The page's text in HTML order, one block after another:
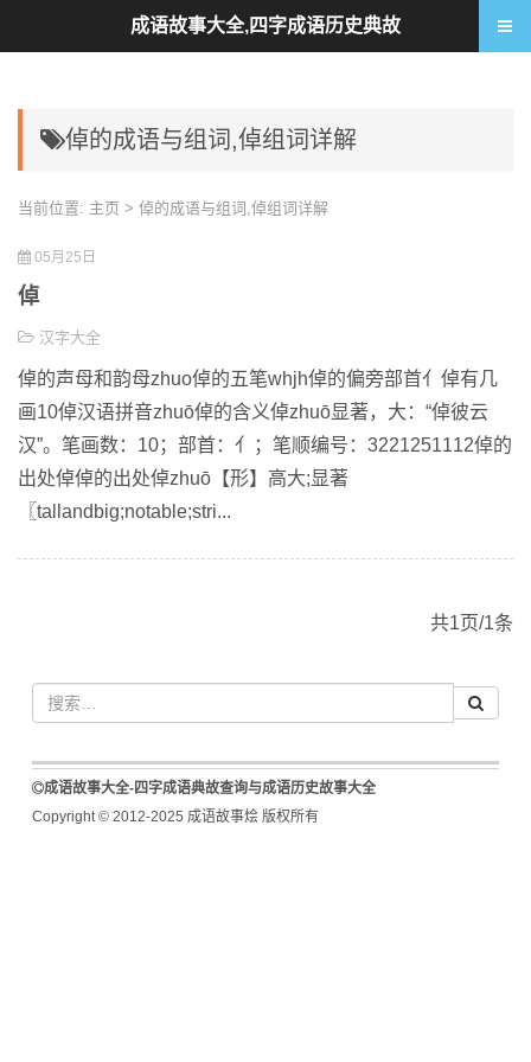
倬的成语与组词,倬组词详解
当前位置: 主页 > 倬的成语与组词,倬组词详解
05月25日
倬
汉字大全
倬的声母和韵母zhuo倬的五笔whjh倬的偏旁部首亻倬有几
画10倬汉语拼音zhuō倬的含义倬zhuō显著，大：“倬彼云
汉”。笔画数：10；部首：亻；笔顺编号：3221251112倬的
出处倬倬的出处倬zhuō【形】高大;显著
〖tallandbig;notable;stri...
共1页/1条
成语故事大全-四字成语典故查询与成语历史故事大全
Copyright © 2012-2025 成语故事烩 版权所有
成语故事大全,四字成语历史典故